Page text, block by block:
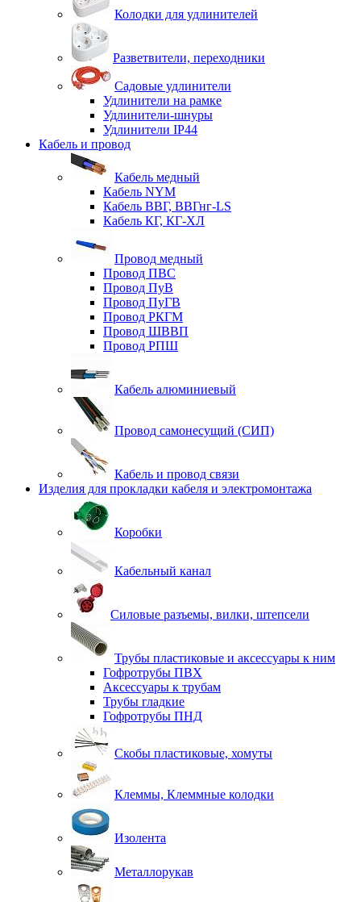
Колодки для удлинителей
Разветвители, переходники
Садовые удлинители
Удлинители на рамке
Удлинители-шнуры
Удлинители IP44
Кабель и провод
Кабель медный
Кабель NYM
Кабель ВВГ, ВВГнг-LS
Кабель КГ, КГ-ХЛ
Провод медный
Провод ПВС
Провод ПуВ
Провод ПуГВ
Провод РКГМ
Провод ШВВП
Провод РПШ
Кабель алюминиевый
Провод самонесущий (СИП)
Кабель и провод связи
Изделия для прокладки кабеля и электромонтажа
Коробки
Кабельный канал
Силовые разъемы, вилки, штепсели
Трубы пластиковые и аксессуары к ним
Гофротрубы ПВХ
Аксессуары к трубам
Трубы гладкие
Гофротрубы ПНД
Скобы пластиковые, хомуты
Клеммы, Клеммные колодки
Изолента
Металлорукав